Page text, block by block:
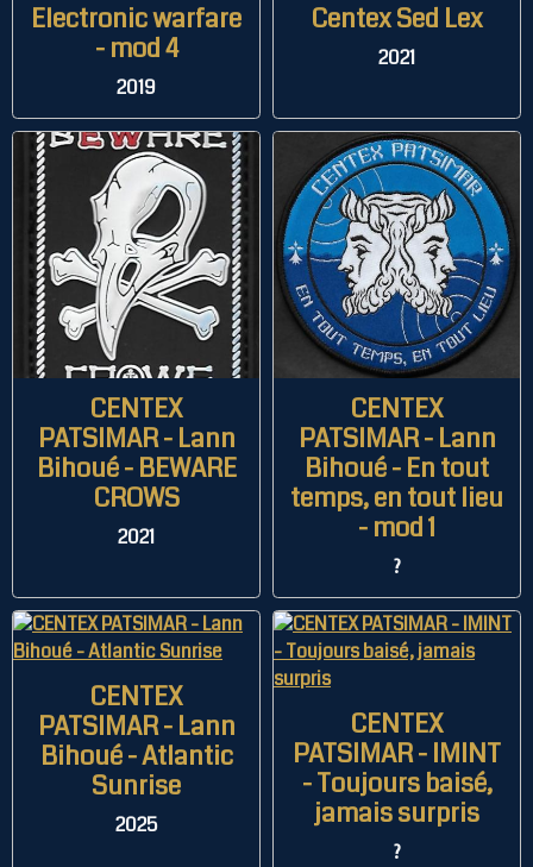
Electronic warfare
- mod 4
2019
Centex Sed Lex
2021
CENTEX
PATSIMAR - Lann
Bihoué - BEWARE
CROWS
2021
CENTEX
PATSIMAR - Lann
Bihoué - En tout
temps, en tout lieu
- mod 1
?
CENTEX
PATSIMAR - Lann
Bihoué - Atlantic
Sunrise
2025
CENTEX
PATSIMAR - IMINT
- Toujours baisé,
jamais surpris
?